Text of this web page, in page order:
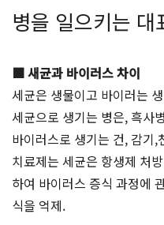
병을 일으키는 대
■ 새균과 바이러스 차이
세균은 생물이고 바이러는
세균으로 생기는 병은, 흑사
바이러스로 생기는 건, 감기,
치료제는 세균은 항생제 처
하여 바이러스 증식 과정에
식을 억제.